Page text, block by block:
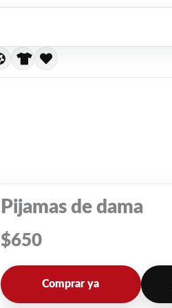
Pijamas de dama
$650
Comprar ya